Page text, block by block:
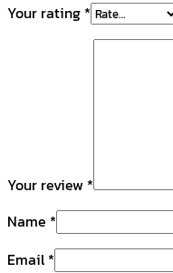
Your rating *
Your review *
Name *
Email*